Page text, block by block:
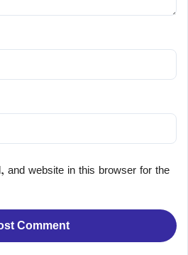
and website in this browser for the